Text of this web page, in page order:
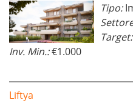
Tipo:
Target:
Inv. Min.:€1.000
Liftya